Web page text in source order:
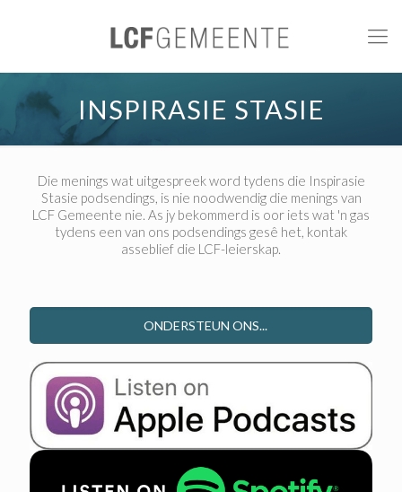
INSPIRASIE STASIE
Die menings wat uitgespreek word tydens die Inspirasie
Stasie podsendings, is nie noodwendig die menings van
LCF Gemeente nie. As jy bekommerd is oor iets wat 'n gas
tydens een van ons podsendings gesê het, kontak
asseblief die LCF-leierskap.
ONDERSTEUN ONS...